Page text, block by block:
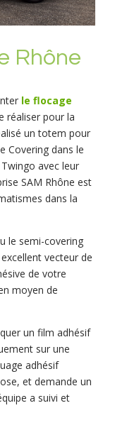
Rhône
le flocage
réaliser pour la
un totem pour
Covering dans le
avec leur
SAM Rhône est
dans la
le semi-covering
vecteur de
de votre
moyen de
un film adhésif
sur une
adhésif
et demande un
a suivi et